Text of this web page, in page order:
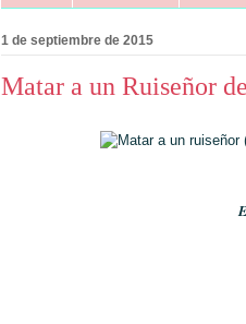
1 de septiembre de 2015
Matar a un Ruiseñor